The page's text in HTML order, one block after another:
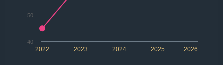
2022 2024 2026
2023 2025
40
50